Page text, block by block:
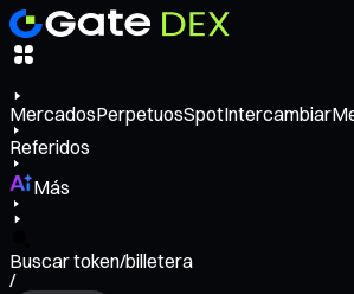
MercadosPerpetuosSpotIntercambiar
Referidos
Más
Buscar token/billetera
/